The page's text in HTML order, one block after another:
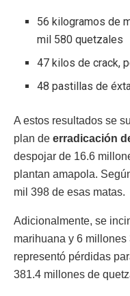
56 kilogramos de
mil 580 quetzales
47 kilos de crack,
48 pastillas de
A estos resultados se
plan de erradicación
despojar de 16.6
plantan amapola.
mil 398 de esas matas.
Adicionalmente, se
marihuana y 6
representó pérdidas
381.4 millones de